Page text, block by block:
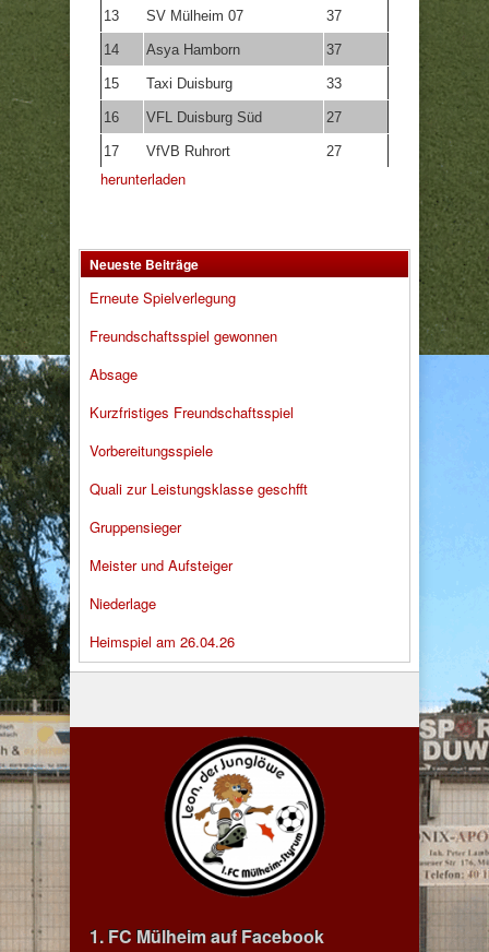
13 SV Mülheim 07 37
14 Asya Hamborn 37
15 Taxi Duisburg 33
16 VFL Duisburg Süd 27
17 VfVB Ruhrort 27
herunterladen
Neueste Beiträge
Erneute Spielverlegung
Freundschaftsspiel gewonnen
Absage
Kurzfristiges Freundschaftsspiel
Vorbereitungsspiele
Quali zur Leistungsklasse geschfft
Gruppensieger
Meister und Aufsteiger
Niederlage
Heimspiel am 26.04.26
1. FC Mülheim auf Facebook